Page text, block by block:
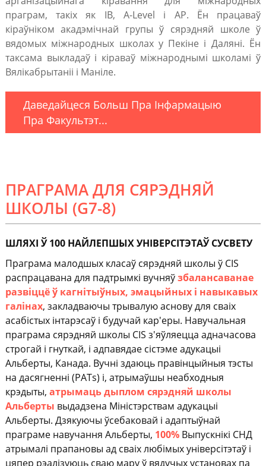
праграм, такіх як IB, A-Level і AP. Ён працаваў
кіраўніком акадэмічнай групы ў сярэдняй школе ў
вядомых міжнародных школах у Пекіне і Даляні. Ён
таксама выкладаў і кіраваў міжнароднымі школамі ў
Вялікабрытаніі і Маніле.
Даведайцеся Больш Пра Інфармацыю
Пра Факультэт...
ПРАГРАМА ДЛЯ СЯРЭДНЯЙ
ШКОЛЫ (G7-8)
ШЛЯХІ Ў 100 НАЙЛЕПШЫХ УНІВЕРСІТЭТАЎ СУСВЕТУ
Праграма малодшых класаў сярэдняй школы ў CIS
распрацавана для падтрымкі вучняўзбалансаванае
развіццё ў кагнітыўных, эмацыйных і навыкавых
галінах, закладваючы трывалую аснову для сваіх
асабістых інтарэсаў і будучай кар'еры. Навучальная
праграма сярэдняй школы CIS з'яўляецца адначасова
строгай і гнуткай, і адпавядае сістэме адукацыі
Альберты, Канада. Вучні здаюць правінцыйныя тэсты
на дасягненні (PATs) і, атрымаўшы неабходныя
крэдыты, атрымаць дыплом сярэдняй школы
Альберты выдадзена Міністэрствам адукацыі
Альберты. Дзякуючы ўсебаковай і адаптыўнай
праграме навучання Альберты, 100%Выпускнікі СНД
атрымалі прапановы ад сваіх любімых універсітэтаў і
цяпер рэалізуюць сваю мару ў вядучых установах па